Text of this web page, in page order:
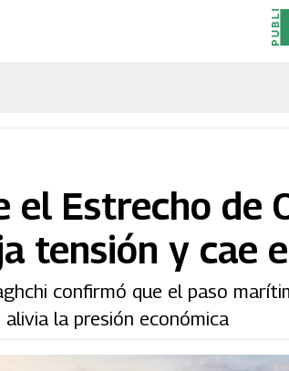
el Estrecho de
tensión y cae
confirmó que el paso
la presión económica